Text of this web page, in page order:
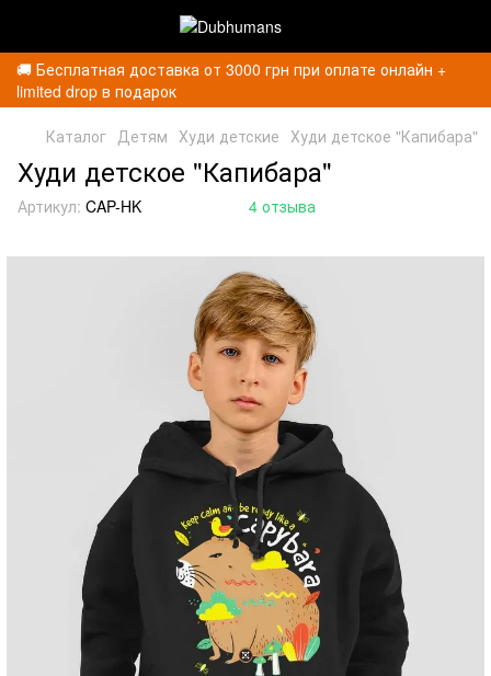
🚚 Бесплатная доставка от 3000 грн при оплате онлайн +
limited drop в подарок
Каталог Детям Худи детские Худи детское "Капибара"
Худи детское "Капибара"
Артикул: CAP-HK 4 отзыва